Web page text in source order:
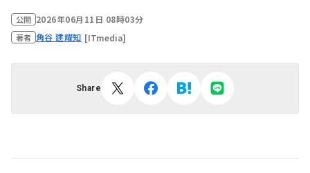
公開 2026年06月11日 08時03分
著者 角谷 建耀知 [ITmedia]
Share